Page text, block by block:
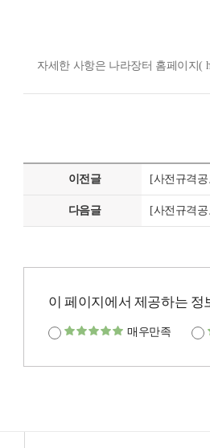
자세한 사항은 나라장터 홈페이지(
이전글 [사전규격
다음글 [사전규격
이 페이지에서 제공하는 정
매우만족